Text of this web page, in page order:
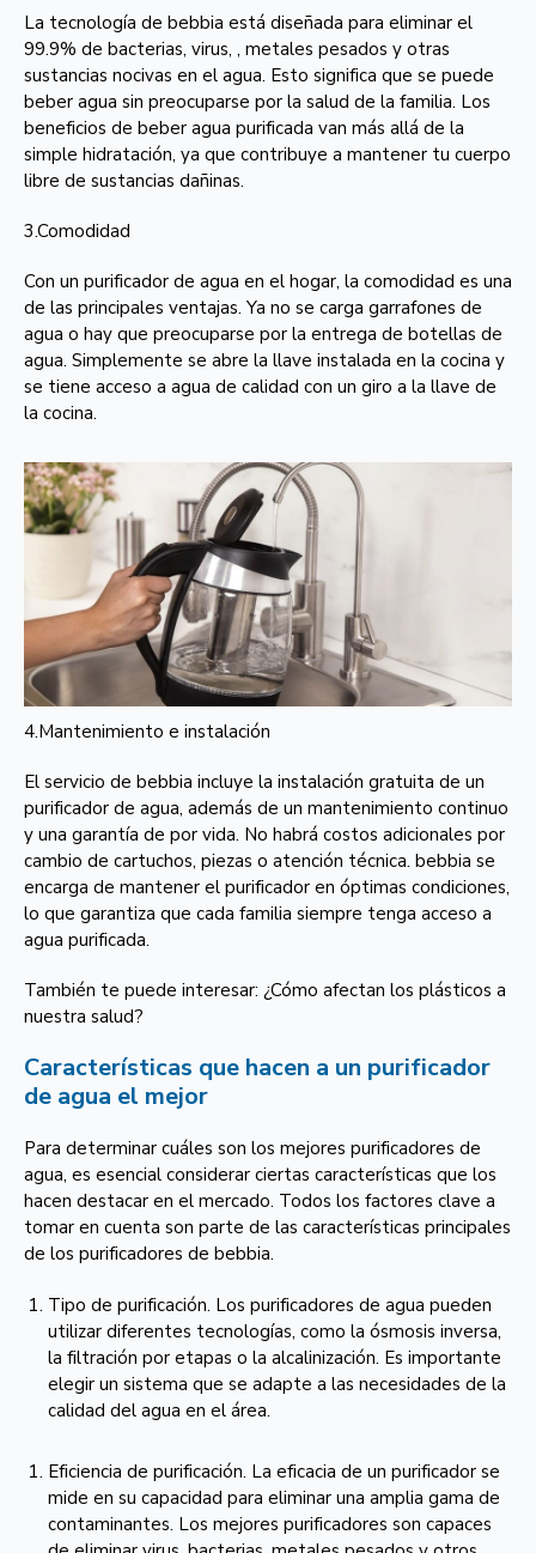
La tecnología de bebbia está diseñada para eliminar el
99.9% de bacterias, virus, , metales pesados y otras
sustancias nocivas en el agua. Esto significa que se puede
beber agua sin preocuparse por la salud de la familia. Los
beneficios de beber agua purificada van más allá de la
simple hidratación, ya que contribuye a mantener tu cuerpo
libre de sustancias dañinas.
3.Comodidad
Con un purificador de agua en el hogar, la comodidad es una
de las principales ventajas. Ya no se carga garrafones de
agua o hay que preocuparse por la entrega de botellas de
agua. Simplemente se abre la llave instalada en la cocina y
se tiene acceso a agua de calidad con un giro a la llave de
la cocina.
4.Mantenimiento e instalación
El servicio de bebbia incluye la instalación gratuita de un
purificador de agua, además de un mantenimiento continuo
y una garantía de por vida. No habrá costos adicionales por
cambio de cartuchos, piezas o atención técnica. bebbia se
encarga de mantener el purificador en óptimas condiciones,
lo que garantiza que cada familia siempre tenga acceso a
agua purificada.
También te puede interesar: ¿Cómo afectan los plásticos a
nuestra salud?
Características que hacen a un purificador
de agua el mejor
Para determinar cuáles son los mejores purificadores de
agua, es esencial considerar ciertas características que los
hacen destacar en el mercado. Todos los factores clave a
tomar en cuenta son parte de las características principales
de los purificadores de bebbia.
Tipo de purificación. Los purificadores de agua pueden
utilizar diferentes tecnologías, como la ósmosis inversa,
la filtración por etapas o la alcalinización. Es importante
elegir un sistema que se adapte a las necesidades de la
calidad del agua en el área.
Eficiencia de purificación. La eficacia de un purificador se
mide en su capacidad para eliminar una amplia gama de
contaminantes. Los mejores purificadores son capaces